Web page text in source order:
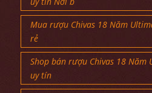
uy tín Nơi b
Mua rượu Chivas 18 Năm
rẻ
Shop bán rượu Chivas 18 Năm
uy tín